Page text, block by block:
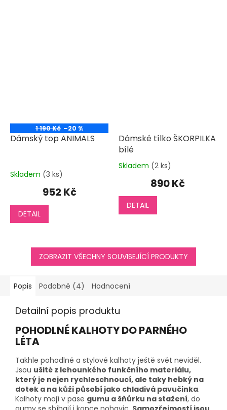
1 190 Kč –20 %
Dámský top ANIMALS
Skladem (3 ks)
952 Kč
DETAIL
Dámské tílko ŠKORPILKA
bílé
Průměrné
je
5,0
z
Skladem (2 ks)
890 Kč
DETAIL
ZOBRAZIT VŠECHNY SOUVISEJÍCÍ PRODUKTY
Popis Podobné (4) Hodnocení
Detailní popis produktu
POHODLNÉ KALHOTY DO PARNÉHO
LÉTA
Takhle pohodlné a stylové kalhoty ještě svět neviděl.
Jsou ušité z lehounkého funkčního materiálu,
který je nejen rychleschnoucí, ale taky hebký na
dotek a na kůži působí jako chladivá pavučinka.
Kalhoty mají v pase gumu a šňůrku na stažení, do